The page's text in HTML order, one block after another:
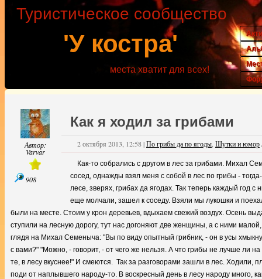
'У костра'
Туристическое сообщество
места хватит для всех!
Автор:
Varvar
908
Как я ходил за грибами
2 октября 2013, 12:58|По грибы да по ягоды Шутки и юмор
Как-то собрались с другом в лес за грибами. Михал
сосед, однажды взял меня с собой в лес по грибы -
лесе, зверях, грибах да ягодах. Так теперь каждый год
еще молчали, зашел к соседу. Взяли мы лукошки и
были на месте. Стоим у крон деревьев, вдыхаем свежий воздух. Осень
ступили на лесную дорогу, тут нас догоняют две женщины, а с ними
глядя на Михал Семеныча: "Вы по виду опытный грибник, - он в усы
с вами?" "Можно, - говорит, - от чего же нельзя. А что грибы не лучше ли
те, в лесу вкуснее!" И смеются. Так за разговорами зашли в лес. Ходили,
поди от наплывшего народу-то. В воскресный день в лесу народу много,